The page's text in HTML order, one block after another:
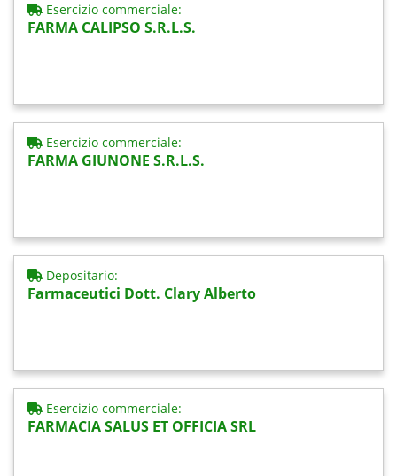
Esercizio commerciale:
FARMA CALIPSO S.R.L.S.
Esercizio commerciale:
FARMA GIUNONE S.R.L.S.
Depositario:
Farmaceutici Dott. Clary Alberto
Esercizio commerciale:
FARMACIA SALUS ET OFFICIA SRL